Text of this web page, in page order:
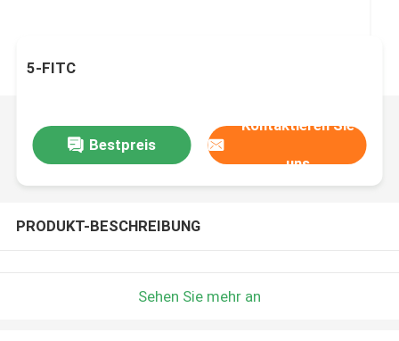
5-FITC
Bestpreis
Kontaktieren Sie
uns
PRODUKT-BESCHREIBUNG
Sehen Sie mehr an